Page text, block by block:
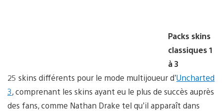
Packs skins
classiques 1
à 3
25 skins différents pour le mode multijoueur d’Uncharted
3, comprenant les skins ayant eu le plus de succès auprès
des fans, comme Nathan Drake tel qu’il apparaît dans